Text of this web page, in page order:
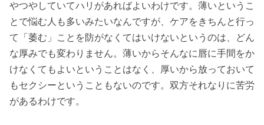
やつやしていてハリがあればよいわけです。薄いというこ
とで悩む人も多いみたいなんですが、ケアをきちんと行っ
て「萎む」ことを防がなくてはいけないというのは、どん
な厚みでも変わりません。薄いからそんなに唇に手間をか
けなくてもよいということはなく、厚いから放っておいて
もセクシーということもないのです。双方それなりに苦労
があるわけです。